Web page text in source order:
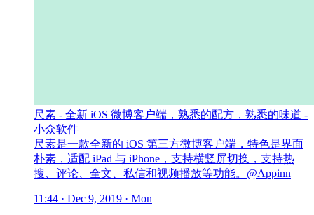
尺素 - 全新 iOS 微博客户端，熟悉的配方，熟悉的味道 -
小众软件
尺素是一款全新的 iOS 第三方微博客户端，特色是界面
朴素，适配 iPad 与 iPhone，支持横竖屏切换，支持热
搜、评论、全文、私信和视频播放等功能。@Appinn
11:44 · Dec 9, 2019 · Mon